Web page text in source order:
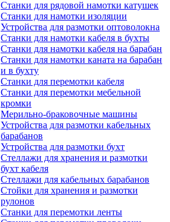
Станки для рядовой намотки катушек
Станки для намотки изоляции
Устройства для размотки оптоволокна
Станки для намотки кабеля в бухты
Станки для намотки кабеля на барабан
Станки для намотки каната на барабан
и в бухту
Станки для перемотки кабеля
Станки для перемотки мебельной
кромки
Мерильно-браковочные машины
Устройства для размотки кабельных
барабанов
Устройства для размотки бухт
Стеллажи для хранения и размотки
бухт кабеля
Стеллажи для кабельных барабанов
Стойки для хранения и размотки
рулонов
Станки для перемотки ленты